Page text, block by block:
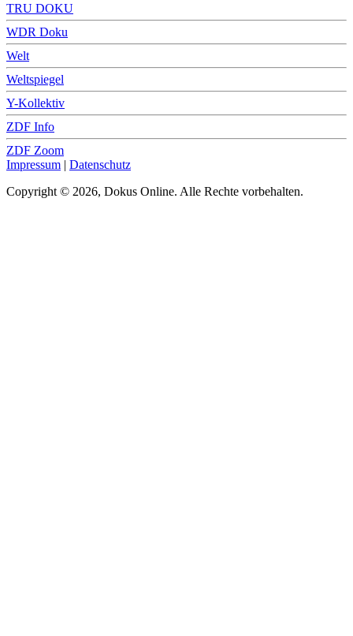
TRU DOKU
WDR Doku
Welt
Weltspiegel
Y-Kollektiv
ZDF Info
ZDF Zoom
Impressum | Datenschutz
Copyright © 2026, Dokus Online. Alle Rechte vorbehalten.